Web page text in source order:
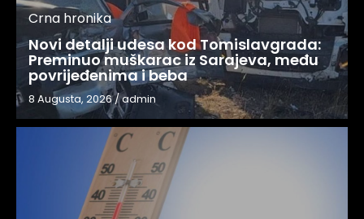
Crna hronika
Novi detalji udesa kod Tomislavgrada:
Preminuo muškarac iz Sarajeva, među
povrijeđenima i beba
8 Augusta, 2026/admin